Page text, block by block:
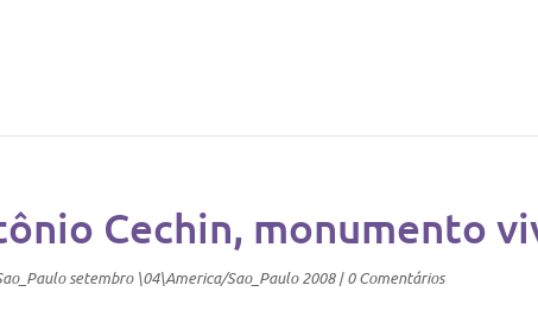
Cechin, monumento
setembro \04\America/Sao_Paulo 2008|0 Comentários